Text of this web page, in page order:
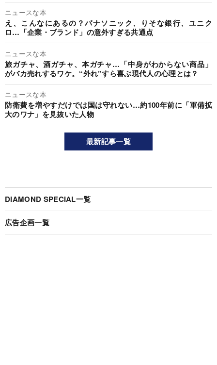
ニュースな本
え、こんなにあるの？パナソニック、りそな銀行、ユニク
ロ…「企業・ブランド」の意外すぎる共通点
ニュースな本
旅ガチャ、酒ガチャ、本ガチャ…「中身がわからない商品」
がバカ売れするワケ。“外れ”すら喜ぶ現代人の心理とは？
ニュースな本
防衛費を増やすだけでは国は守れない…約100年前に「軍備拡
大のワナ」を見抜いた人物
最新記事一覧
DIAMOND SPECIAL一覧
広告企画一覧